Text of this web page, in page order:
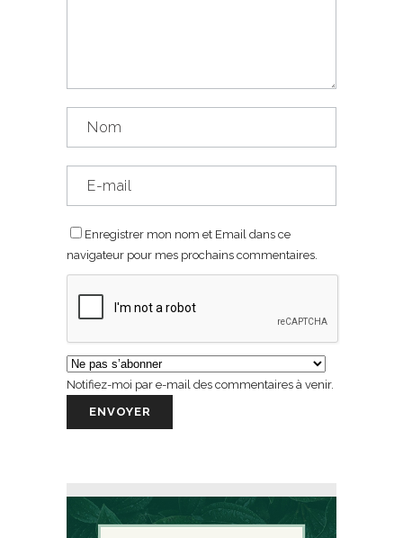
Enregistrer mon nom et Email dans ce
navigateur pour mes prochains commentaires.
Notifiez-moi par e-mail des commentaires à venir.